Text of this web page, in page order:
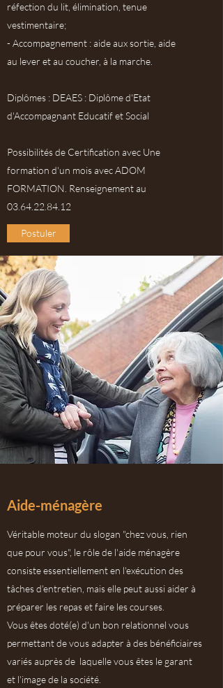
réfection du lit, élimination, tenue
vestimentaire;
- Accompagnement : aide aux sortie, aide
au lever et au coucher, à la marche.
Diplômes : DEAES : Diplôme d'Etat
d'Accompagnant Educatif et Social
Possibilités de Certification avec Une
formation d'un mois avec ADOM
FORMATION. Renseignement au
03.64.22.84.12
Postuler
Aide-ménagère
Véritable moteur du slogan "chez vous, rien
que pour vous", le rôle de l'aide ménagère
consiste essentiellement en l'exécution des
tâches d'entretien, mais elle peut aussi aider à
préparer les repas et faire les courses.
Vous êtes doté(e) d'un bon relationnel vous
permettant de vous adapter à des bénéficiaires
variés auprès de laquelle vous êtes le garant
et l'image de la société.